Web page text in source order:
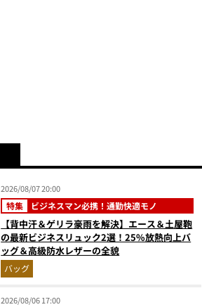
2026/08/07 20:00
特集 ビジネスマン必携！通勤快適モノ
【背中汗＆ゲリラ豪雨を解決】エース＆土屋鞄
の最新ビジネスリュック2選！25%放熱向上バ
ッグ＆高級防水レザーの全貌
バッグ
2026/08/06 17:00